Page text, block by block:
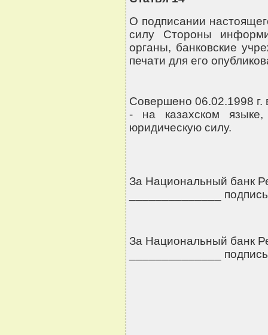
О подписании
силу Стороны
органы, банковские
печати для его
Совершено 06.02.1998 г.
- на казахском
юридическую силу.
За Национальный банк
______________ подпись
За Национальный банк
______________ подпись